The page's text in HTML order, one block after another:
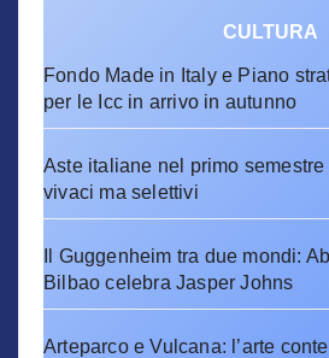
CULTURA
Fondo Made in Italy e Piano
per le Icc in arrivo in autunno
Aste italiane nel primo
vivaci ma selettivi
Il Guggenheim tra due mondi:
Bilbao celebra Jasper Johns
Arteparco e Vulcana: l’arte